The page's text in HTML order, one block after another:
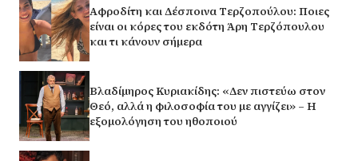
Αφροδίτη και Δέσποινα Τερζοπούλου: Ποιες
είναι οι κόρες του εκδότη Άρη Τερζόπουλου
και τι κάνουν σήμερα
Βλαδίμηρος Κυριακίδης: «Δεν πιστεύω στον
Θεό, αλλά η φιλοσοφία του με αγγίζει» – Η
εξομολόγηση του ηθοποιού